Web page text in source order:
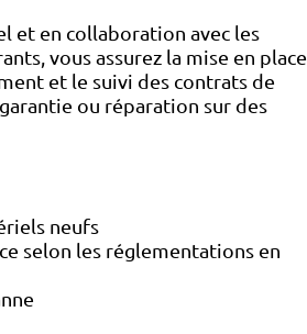
et en collaboration avec les
vous assurez la mise en place
et le suivi des contrats de
ou réparation sur des
neufs
selon les réglementations en